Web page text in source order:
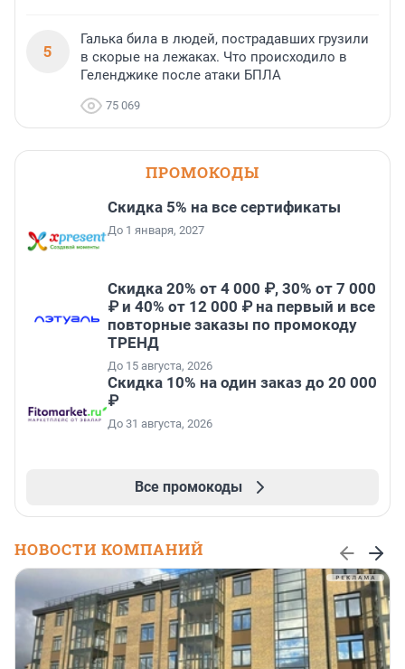
5
Галька била в людей, пострадавших грузили
в скорые на лежаках. Что происходило в
Геленджике после атаки БПЛА
75 069
ПРОМОКОДЫ
Скидка 5% на все сертификаты
До 1 января, 2027
Скидка 20% от 4 000 ₽, 30% от 7 000
₽ и 40% от 12 000 ₽ на первый и все
повторные заказы по промокоду
ТРЕНД
До 15 августа, 2026
Скидка 10% на один заказ до 20 000
₽
До 31 августа, 2026
Все промокоды
НОВОСТИ КОМПАНИЙ